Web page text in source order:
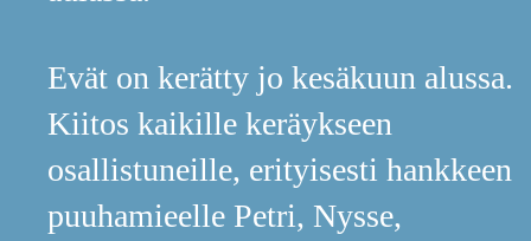
Evät on kerätty jo kesäkuun alussa.
Kiitos kaikille keräykseen
osallistuneille, erityisesti hankkeen
puuhamieelle Petri, Nysse,